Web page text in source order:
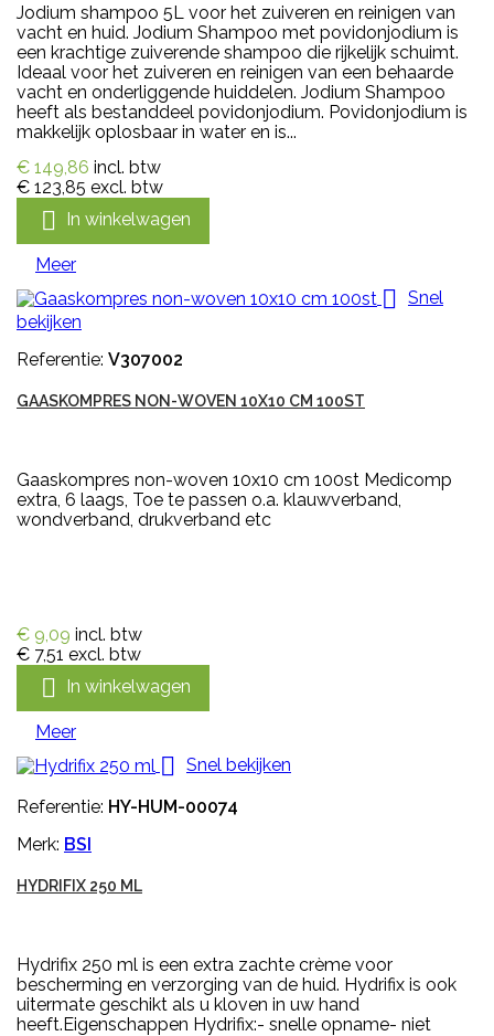
Jodium shampoo 5L voor het zuiveren en reinigen van
vacht en huid. Jodium Shampoo met povidonjodium is
een krachtige zuiverende shampoo die rijkelijk schuimt.
Ideaal voor het zuiveren en reinigen van een behaarde
vacht en onderliggende huiddelen. Jodium Shampoo
heeft als bestanddeel povidonjodium. Povidonjodium is
makkelijk oplosbaar in water en is...
€ 149,86 incl. btw
€ 123,85 excl. btw
 In winkelwagen
Meer
 Snel
bekijken
Referentie: V307002
GAASKOMPRES NON-WOVEN 10X10 CM 100ST
Gaaskompres non-woven 10x10 cm 100st Medicomp
extra, 6 laags, Toe te passen o.a. klauwverband,
wondverband, drukverband etc
€ 9,09 incl. btw
€ 7,51 excl. btw
 In winkelwagen
Meer
 Snel bekijken
Referentie: HY-HUM-00074
Merk: BSI
HYDRIFIX 250 ML
Hydrifix 250 ml is een extra zachte crème voor
bescherming en verzorging van de huid. Hydrifix is ook
uitermate geschikt als u kloven in uw hand
heeft.Eigenschappen Hydrifix:- snelle opname- niet